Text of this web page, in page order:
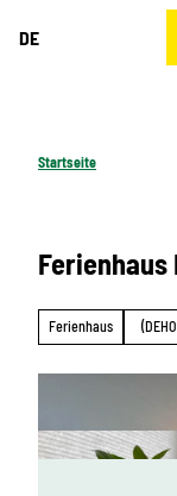
DE
Startseite
Ferienhaus
Ferienhaus